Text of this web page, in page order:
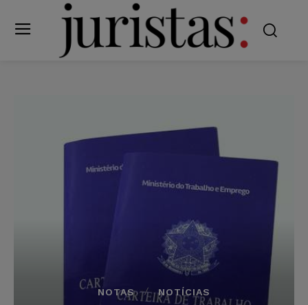
NOTAS NOTÍCIAS